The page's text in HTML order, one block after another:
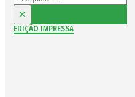
×
EDIÇÃO IMPRESSA